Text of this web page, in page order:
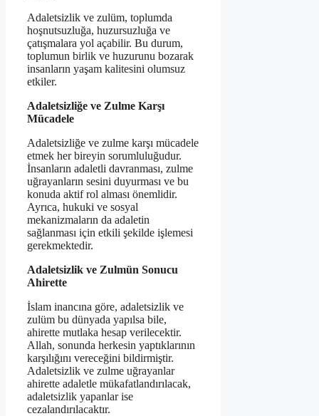
Adaletsizlik ve zulüm, toplumda
hoşnutsuzluğa, huzursuzluğa ve
çatışmalara yol açabilir. Bu durum,
toplumun birlik ve huzurunu bozarak
insanların yaşam kalitesini olumsuz
etkiler.
Adaletsizliğe ve Zulme Karşı
Mücadele
Adaletsizliğe ve zulme karşı mücadele
etmek her bireyin sorumluluğudur.
İnsanların adaletli davranması, zulme
uğrayanların sesini duyurması ve bu
konuda aktif rol alması önemlidir.
Ayrıca, hukuki ve sosyal
mekanizmaların da adaletin
sağlanması için etkili şekilde işlemesi
gerekmektedir.
Adaletsizlik ve Zulmün Sonucu
Ahirette
İslam inancına göre, adaletsizlik ve
zulüm bu dünyada yapılsa bile,
ahirette mutlaka hesap verilecektir.
Allah, sonunda herkesin yaptıklarının
karşılığını vereceğini bildirmiştir.
Adaletsizlik ve zulme uğrayanlar
ahirette adaletle mükafatlandırılacak,
adaletsizlik yapanlar ise
cezalandırılacaktır.